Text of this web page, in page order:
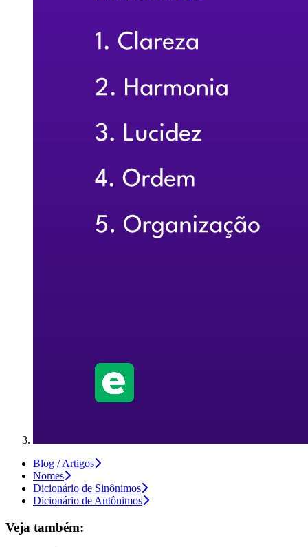
Blog / Artigos
Nomes
Dicionário de Sinônimos
Dicionário de Antônimos
Veja também: